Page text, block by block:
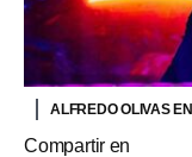
ALFREDO OLIVAS
Compartir en